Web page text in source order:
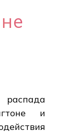
распада
и